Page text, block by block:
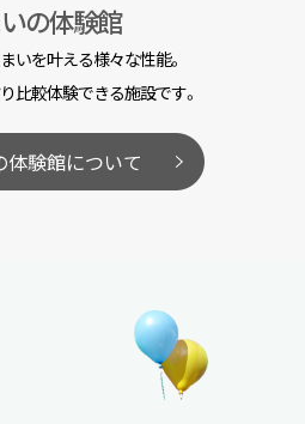
の体験館
いを叶える様々な性能。
比較体験できる施設です。
体験館について